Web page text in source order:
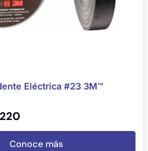
Eléctrica #23 3M™
Conoce más